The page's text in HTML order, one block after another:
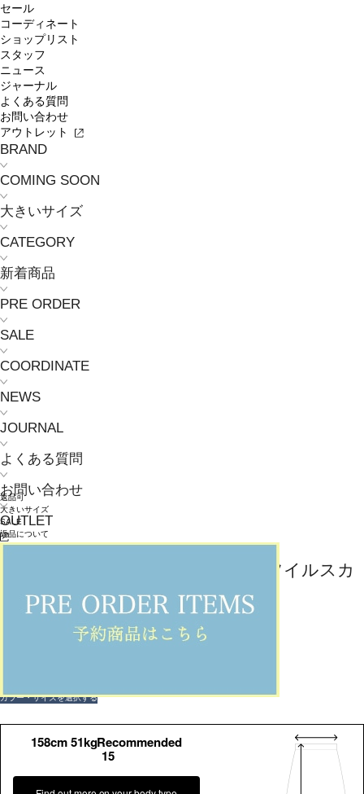
セール
コーディネート
ショップリスト
スタッフ
ニュース
ジャーナル
よくある質問
お問い合わせ
アウトレット
BRAND
COMING SOON
大きいサイズ
CATEGORY
新着商品
PRE ORDER
SALE
COORDINATE
NEWS
JOURNAL
よくある質問
お問い合わせ
OUTLET
返品可
大きいサイズ
SALE
返品について
L'EQUIPE
【大きいサイズ】コットンリネンツイルスカ
ート
37,400 ¥ 26,180
(税込)
238ポイント還元 (BIGIポイント)
お気に入りアイテム登録数：7
カラー・サイズを選択する
158cm 51kgRecommended
15